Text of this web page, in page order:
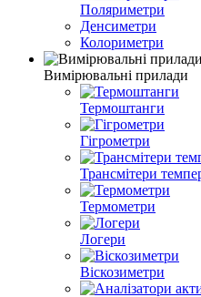
Поляриметри
Денсиметри
Колориметри
Вимірювальні прилади
Термоштанги
Гігрометри
Трансмітери
Термометри
Логери
Віскозиметри